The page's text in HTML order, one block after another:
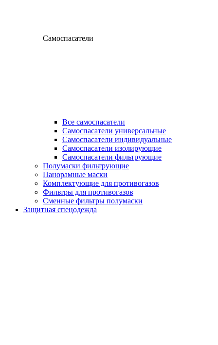
Самоспасатели
Все самоспасатели
Самоспасатели универсальные
Самоспасатели индивидуальные
Самоспасатели изолирующие
Самоспасатели фильтрующие
Полумаски фильтрующие
Панорамные маски
Комплектующие для противогазов
Фильтры для противогазов
Сменные фильтры полумаски
Защитная спецодежда